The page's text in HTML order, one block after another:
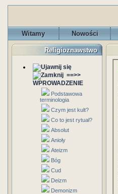
Witamy Nowości
Religioznawstwo
==>>
WPROWADZENIE
Podstawowa
terminologia
Czym jest kult?
Co to jest rytuał?
Absolut
Anioły
Ateizm
Bóg
Cud
Deizm
Demonizm